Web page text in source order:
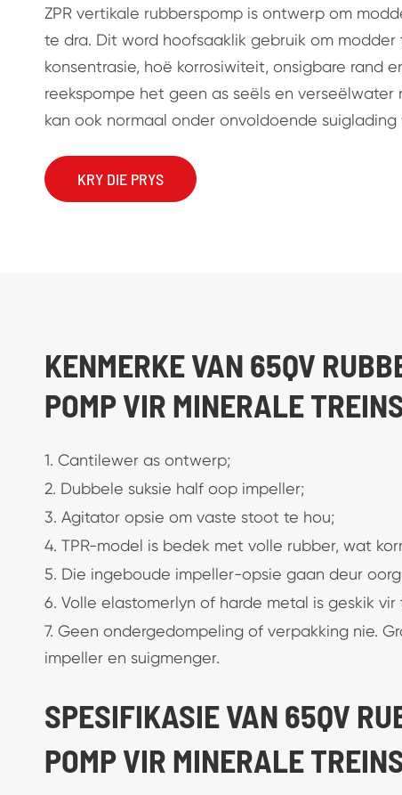
ZPR vertikale rubberspomp is ontwerp om
te dra. Dit word hoofsaaklik gebruik om
konsentrasie, hoë korrosiwiteit, onsigbare rand
reekspompe het geen as seëls en verseëlwater
kan ook normaal onder onvoldoende suiglading
KRY DIE PRYS
KENMERKE VAN 65QV
POMP VIR MINERALE
1. Cantilewer as ontwerp;
2. Dubbele suksie half oop impeller;
3. Agitator opsie om vaste stoot te hou;
4. TPR-model is bedek met volle rubber, wat
5. Die ingeboude impeller-opsie gaan deur
6. Volle elastomerlyn of harde metal is geskik
7. Geen ondergedompeling of verpakking nie.
impeller en suigmenger.
SPESIFIKASIE VAN 65QV
POMP VIR MINERALE